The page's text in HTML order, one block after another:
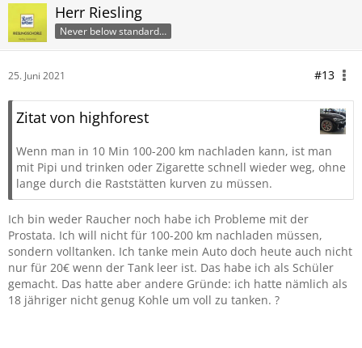
Herr Riesling
Never below standard…
25. Juni 2021 #13
Zitat von highforest
Wenn man in 10 Min 100-200 km nachladen kann, ist man
mit Pipi und trinken oder Zigarette schnell wieder weg, ohne
lange durch die Raststätten kurven zu müssen.
Ich bin weder Raucher noch habe ich Probleme mit der
Prostata. Ich will nicht für 100-200 km nachladen müssen,
sondern volltanken. Ich tanke mein Auto doch heute auch nicht
nur für 20€ wenn der Tank leer ist. Das habe ich als Schüler
gemacht. Das hatte aber andere Gründe: ich hatte nämlich als
18 jähriger nicht genug Kohle um voll zu tanken. ?